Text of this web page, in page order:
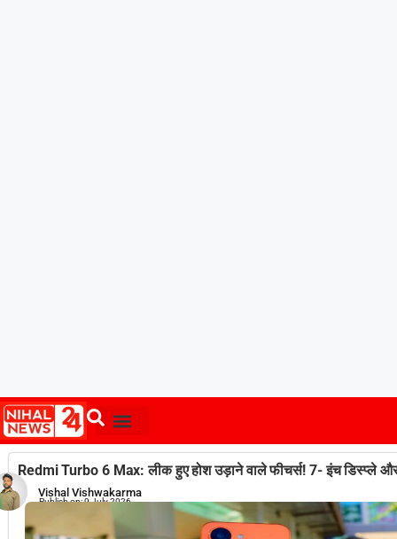
Redmi Turbo 6 Max: लीक हुए होश उड़ाने वाले फीचर्स! 7- इंच डिस्प्ले
Vishal Vishwakarma
Publish on:9 July 2026